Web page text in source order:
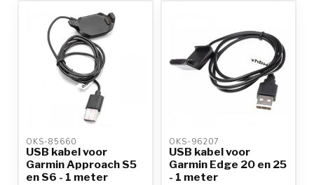
OKS-85660
USB kabel voor
Garmin Approach S5
en S6 - 1 meter
OKS-96207
USB kabel voor
Garmin Edge 20 en 25
- 1 meter